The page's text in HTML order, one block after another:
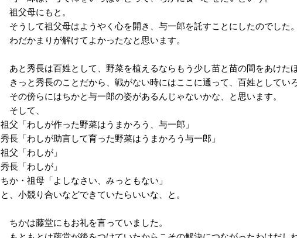
祖父母にもと。
そうして祖父母はようやく心を開き、与一郎を託すことにしたのでした。
わだかまりが解けてよかったなと思います。
あと秀長は百姓として、野菜を植えるならもう少し苗と苗の間をあけた
きっと秀長のことだから、戦がない時にはここに通って、百姓としてい
その傍らにはちかと与一郎の姿があるんじゃないかな、と思います。
そして、
祖父「わしが作った野菜はうまかろう、与一郎」
秀長「わしが助言して育った野菜はうまかろう与一郎」
祖父「わしが」
秀長「わしが」
ちか・祖母「よしなさい、みっともない」
と、小競り合いなどできていたらいいな、と。
ちかは藤堂にもお礼を言っていました。